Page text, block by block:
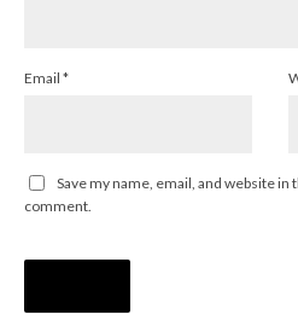
Email *
Save my name, email, and website
comment.